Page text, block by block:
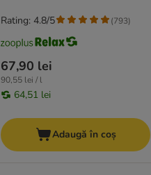
67,90 lei
90,55 lei / l
64,51 lei
Rating: 4.8/5 (793)
Adaugă în coș